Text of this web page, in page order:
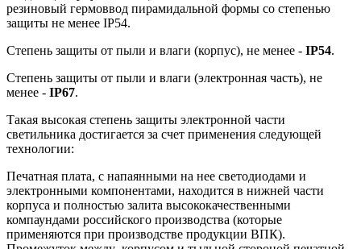
резиновый гермоввод пирамидальной формы со степенью
защиты не менее IP54.
Степень защиты от пыли и влаги (корпус), не менее - IP54.
Степень защиты от пыли и влаги (электронная часть), не
менее - IP67.
Такая высокая степень защиты электронной части
светильника достигается за счет применения следующей
технологии:
Печатная плата, с напаянными на нее светодиодами и
электронными компонентами, находится в нижней части
корпуса и полностью залита высококачественными
компаундами российского производства (которые
применяются при производстве продукции ВПК).